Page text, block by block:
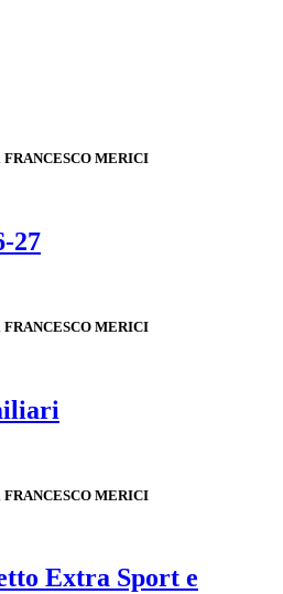
FRANCESCO MERICI
27
FRANCESCO MERICI
FRANCESCO MERICI
Extra Sport e